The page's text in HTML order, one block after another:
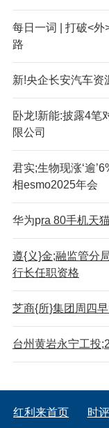
每日一词 | 打破<外
路
新!央企长安汽车资
卧龙!新能:披露4笔
限公司
君实;生物现涨‘逾
相esmo2025年会
华为pra 80手机天
遵{义}金;融监管分
行长任职资格
芝商{所}集团周四
台州黄岩永宁工投
红利来首页 时评